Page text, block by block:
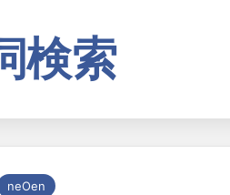
検索
neOen